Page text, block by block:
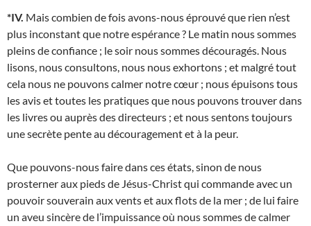
*IV. Mais combien de fois avons-nous éprouvé que rien n’est
plus inconstant que notre espérance ? Le matin nous sommes
pleins de confiance ; le soir nous sommes découragés. Nous
lisons, nous consultons, nous nous exhortons ; et malgré tout
cela nous ne pouvons calmer notre cœur ; nous épuisons tous
les avis et toutes les pratiques que nous pouvons trouver dans
les livres ou auprès des directeurs ; et nous sentons toujours
une secrète pente au découragement et à la peur.
Que pouvons-nous faire dans ces états, sinon de nous
prosterner aux pieds de Jésus-Christ qui commande avec un
pouvoir souverain aux vents et aux flots de la mer ; de lui faire
un aveu sincère de l’impuissance où nous sommes de calmer